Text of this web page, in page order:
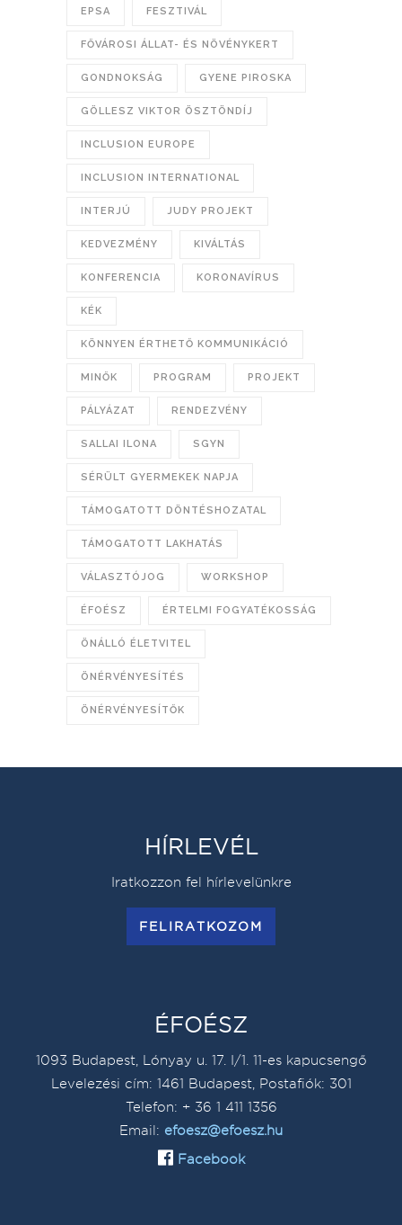
EPSA FESZTIVÁL
FŐVÁROSI ÁLLAT- ÉS NÖVÉNYKERT
GONDNOKSÁG GYENE PIROSKA
GÖLLESZ VIKTOR ÖSZTÖNDÍJ
INCLUSION EUROPE
INCLUSION INTERNATIONAL
INTERJÚ JUDY PROJEKT
KEDVEZMÉNY KIVÁLTÁS
KONFERENCIA KORONAVÍRUS
KÉK
KÖNNYEN ÉRTHETŐ KOMMUNIKÁCIÓ
MINŐK PROGRAM PROJEKT
PÁLYÁZAT RENDEZVÉNY
SALLAI ILONA SGYN
SÉRÜLT GYERMEKEK NAPJA
TÁMOGATOTT DÖNTÉSHOZATAL
TÁMOGATOTT LAKHATÁS
VÁLASZTÓJOG WORKSHOP
ÉFOÉSZ ÉRTELMI FOGYATÉKOSSÁG
ÖNÁLLÓ ÉLETVITEL
ÖNÉRVÉNYESÍTÉS
ÖNÉRVÉNYESÍTŐK
HÍRLEVÉL
Iratkozzon fel hírlevelünkre
FELIRATKOZOM
ÉFOÉSZ
1093 Budapest, Lónyay u. 17. I/1. 11-es kapucsengő
Levelezési cím: 1461 Budapest, Postafiók: 301
Telefon: + 36 1 411 1356
Email: efoesz@efoesz.hu
Facebook